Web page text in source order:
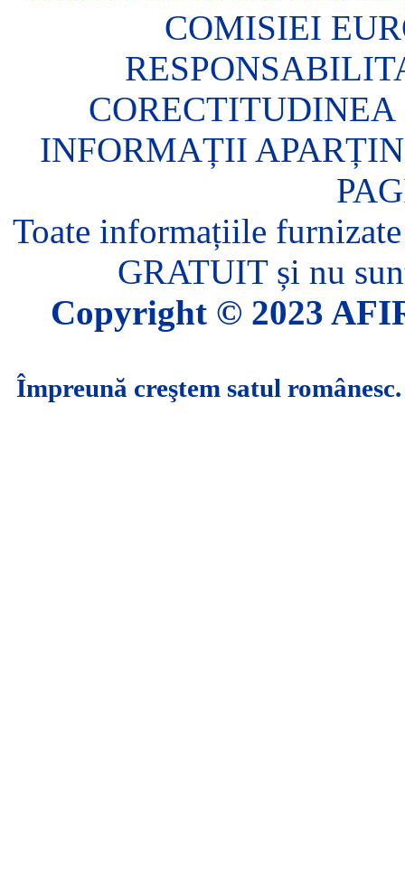
COMISIEI
CORECTITUDINEA
INFORMAȚII
Toate informațiile
GRATUIT și nu
Copyright © 2023
Împreună creştem satul românesc.